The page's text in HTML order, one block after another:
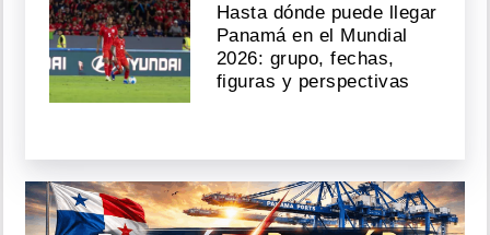
Hasta dónde puede llegar
Panamá en el Mundial
2026: grupo, fechas,
figuras y perspectivas